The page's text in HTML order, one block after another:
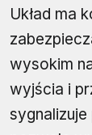
Układ ma
wysokim
wyjścia i